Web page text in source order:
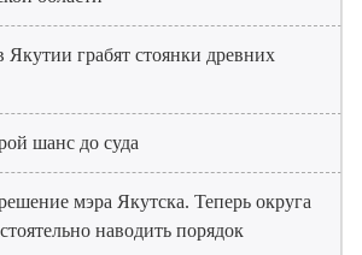
Якутии грабят стоянки древних
шанс до суда
мэра Якутска. Теперь округа
наводить порядок